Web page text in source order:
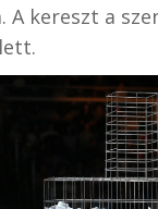
A kereszt a